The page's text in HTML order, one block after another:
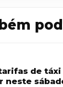
de táxi
neste